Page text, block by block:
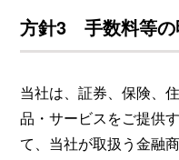
方針3 手数料等の
当社は、証券、保険、
品・サービスをご提供
て、当社が取扱う金融